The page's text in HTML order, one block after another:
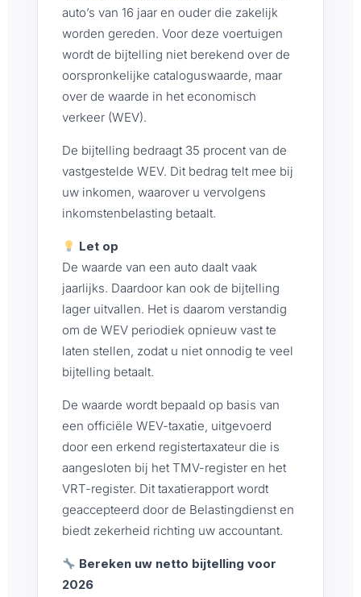
auto’s van 16 jaar en ouder die zakelijk
worden gereden. Voor deze voertuigen
wordt de bijtelling niet berekend over de
oorspronkelijke cataloguswaarde, maar
over de waarde in het economisch
verkeer (WEV).
De bijtelling bedraagt 35 procent van de
vastgestelde WEV. Dit bedrag telt mee bij
uw inkomen, waarover u vervolgens
inkomstenbelasting betaalt.
Let op
De waarde van een auto daalt vaak
jaarlijks. Daardoor kan ook de bijtelling
lager uitvallen. Het is daarom verstandig
om de WEV periodiek opnieuw vast te
laten stellen, zodat u niet onnodig te veel
bijtelling betaalt.
De waarde wordt bepaald op basis van
een officiële WEV-taxatie, uitgevoerd
door een erkend registertaxateur die is
aangesloten bij het TMV-register en het
VRT-register. Dit taxatierapport wordt
geaccepteerd door de Belastingdienst en
biedt zekerheid richting uw accountant.
Bereken uw netto bijtelling voor
2026